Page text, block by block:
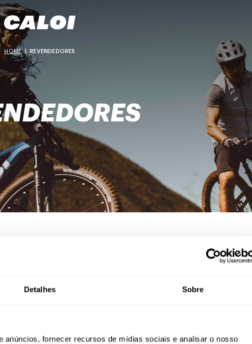
Detalhes Sobre
anúncios, fornecer recursos de mídias sociais e analisar o nosso
HOME| REVENDEDORES